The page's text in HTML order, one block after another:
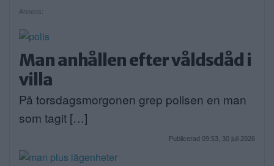
Annons:
Man anhållen efter våldsdåd i
villa
På torsdagsmorgonen grep polisen en man
som tagit […]
Publicerad 09:53, 30 juli 2026